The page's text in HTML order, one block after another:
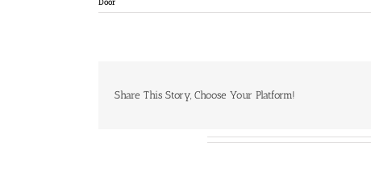
Share This Story, Choose Your Platform!